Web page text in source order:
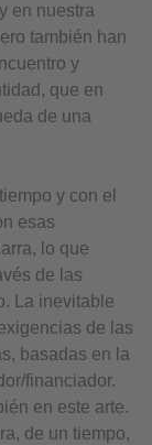
en nuestra
también han
y
que en
de una
y con el
esas
lo que
de las
La inevitable
de las
basadas en la
financiador.
en este arte.
de un tiempo,